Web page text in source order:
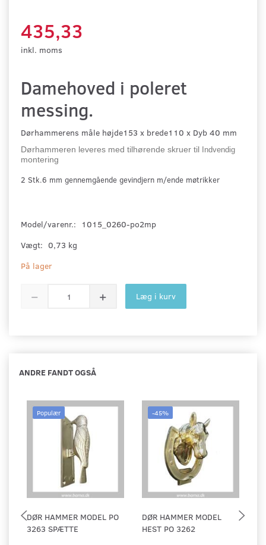
435,33
inkl. moms
Damehoved i poleret
messing.
Dørhammerens måle højde153 x brede110 x Dyb 40 mm
Dørhammeren leveres med tilhørende skruer til Indvendig
montering
2 Stk.6 mm gennemgående gevindjern m/ende møtrikker
Model/varenr.:
1015_0260-po2mp
Vægt: 0,73 kg
På lager
Læg i kurv
ANDRE FANDT OGSÅ
Populær
DØR HAMMER MODEL PO
3263 SPÆTTE
-45%
DØR HAMMER MODEL
HEST PO 3262